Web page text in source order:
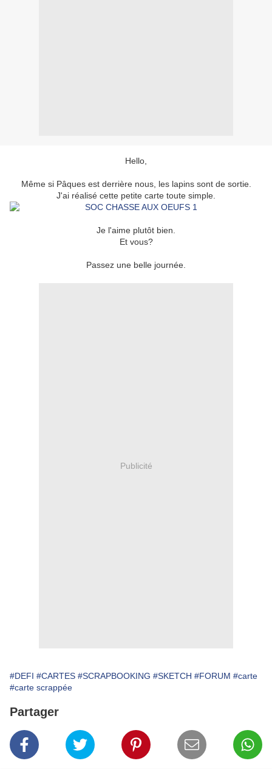
Hello,
Même si Pâques est derrière nous, les lapins sont de sortie.
J'ai réalisé cette petite carte toute simple.
Je l'aime plutôt bien.
Et vous?
Passez une belle journée.
Publicité
#DEFI #CARTES #SCRAPBOOKING #SKETCH #FORUM #carte
#carte scrappée
Partager